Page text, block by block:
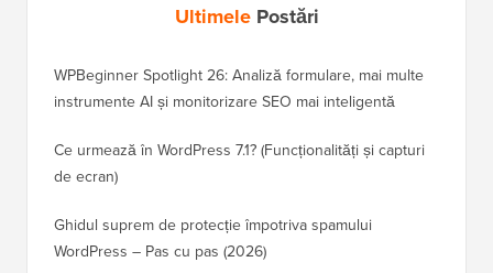
UltimelePostări
WPBeginner Spotlight 26: Analiză formulare, mai multe
instrumente AI și monitorizare SEO mai inteligentă
Ce urmează în WordPress 7.1? (Funcționalități și capturi
de ecran)
Ghidul suprem de protecție împotriva spamului
WordPress – Pas cu pas (2026)